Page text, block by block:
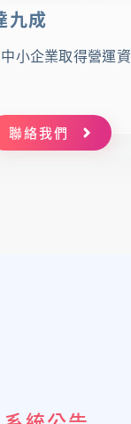
九成
小企業取得營運資
聯絡我們